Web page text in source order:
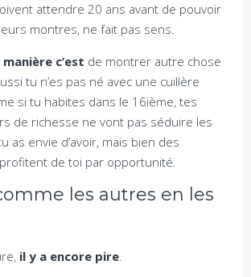
attendre 20 ans avant de pouvoir
montres, ne fait pas sens.
c’est de montrer autre chose
tu n’es pas né avec une cuillère
si tu habites dans le 16ième, tes
de richesse ne vont pas séduire les
as envie d’avoir, mais bien des
de toi par opportunité.
les autres en les
il y a encore pire.